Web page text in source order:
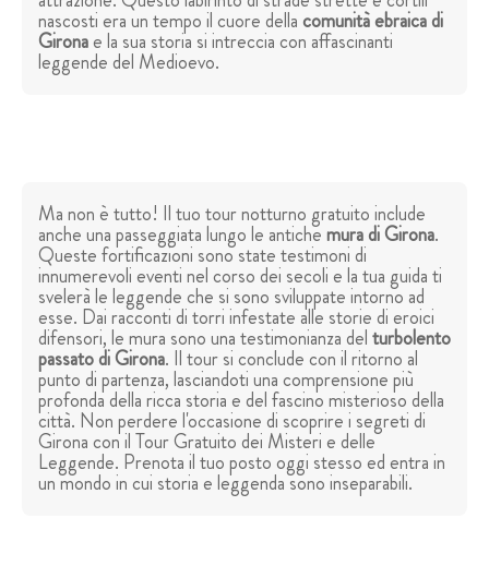
nascosti era un tempo il cuore dellacomunità ebraica di
Gironae la sua storia si intreccia con affascinanti
leggende del Medioevo.
Ma non è tutto! Il tuo tour notturno gratuito include
anche una passeggiata lungo le antichemura di Girona.
Queste fortificazioni sono state testimoni di
innumerevoli eventi nel corso dei secoli e la tua guida ti
svelerà le leggende che si sono sviluppate intorno ad
esse. Dai racconti di torri infestate alle storie di eroici
difensori, le mura sono una testimonianza delturbolento
passato di Girona. Il tour si conclude con il ritorno al
punto di partenza, lasciandoti una comprensione più
profonda della ricca storia e del fascino misterioso della
città. Non perdere l'occasione di scoprire i segreti di
Girona con il Tour Gratuito dei Misteri e delle
Leggende. Prenota il tuo posto oggi stesso ed entra in
un mondo in cui storia e leggenda sono inseparabili.